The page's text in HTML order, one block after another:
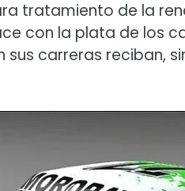
tratamiento de la
con la plata de los
carreras reciban,